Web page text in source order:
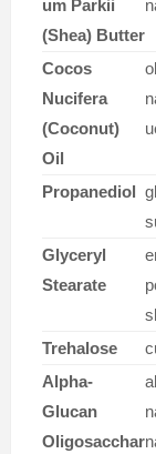
um Parkii
(Shea) Butter
Cocos
Nucifera
(Coconut)
Oil
Propanediol
Glyceryl
Stearate
Trehalose
Alpha-
Glucan
Oligosacchar